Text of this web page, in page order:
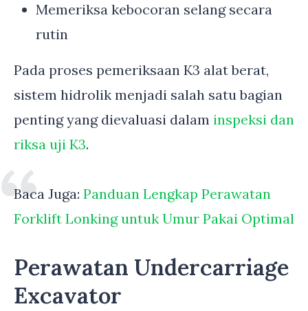
Memeriksa kebocoran selang secara
rutin
Pada proses pemeriksaan K3 alat berat,
sistem hidrolik menjadi salah satu bagian
penting yang dievaluasi dalam inspeksi dan
riksa uji K3.
Baca Juga: Panduan Lengkap Perawatan
Forklift Lonking untuk Umur Pakai Optimal
Perawatan Undercarriage
Excavator